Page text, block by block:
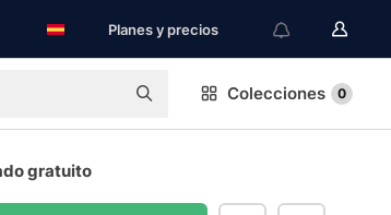
Planes y precios
Colecciones 0
gratuito